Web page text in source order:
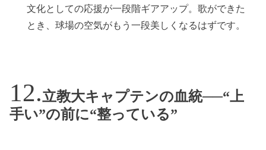
文化としての応援が一段階ギアアップ。歌ができた
とき、球場の空気がもう一段美しくなるはずです。
立教大キャプテンの血統──“上
手い”の前に“整っている”